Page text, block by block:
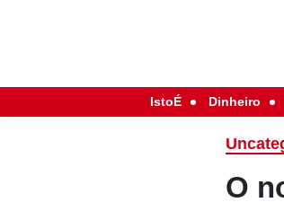
IstoÉ Dinheiro
O